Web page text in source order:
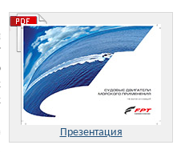
Презентация